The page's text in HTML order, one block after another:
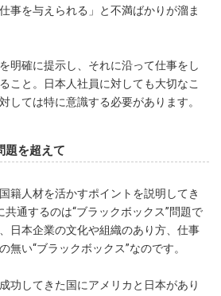
事を与えられる」と不満ばかりが溜ま
明確に提示し、それに沿って仕事をし
こと。日本人社員に対しても大切なこ
しては特に意識する必要があります。
題を超えて
籍人材を活かすポイントを説明してき
通するのは“ブラックボックス”問題で
日本企業の文化や組織のあり方、仕事
無い“ブラックボックス”なのです。
功してきた国にアメリカと日本があり